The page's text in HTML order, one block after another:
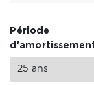
Période